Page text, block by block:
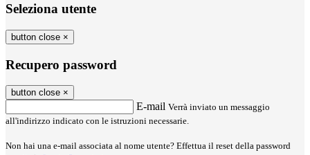
Seleziona utente
button close ×
Recupero password
button close ×
E-mail Verrà inviato un messaggio
all'indirizzo indicato con le istruzioni necessarie.
Non hai una e-mail associata al nome utente? Effettua il reset della password